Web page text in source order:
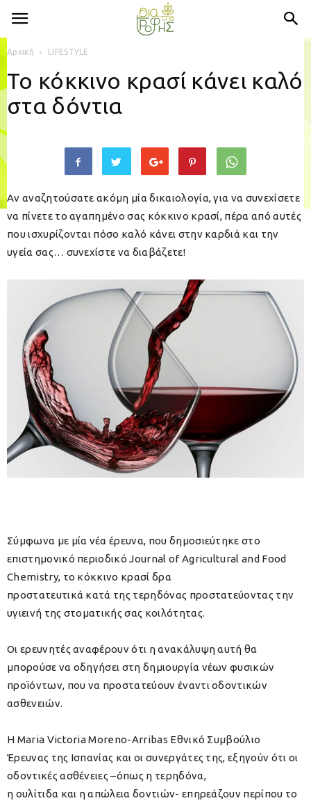
Αρχική LIFESTYLE
Το κόκκινο κρασί κάνει καλό
στα δόντια
Αν αναζητούσατε ακόμη μία δικαιολογία, για να συνεχίσετε
να πίνετε το αγαπημένο σας κόκκινο κρασί, πέρα από αυτές
που ισχυρίζονται πόσο καλό κάνει στην καρδιά και την
υγεία σας… συνεχίστε να διαβάζετε!
Σύμφωνα με μία νέα έρευνα, που δημοσιεύτηκε στο
επιστημονικό περιοδικό Journal of Agricultural and Food
Chemistry, το κόκκινο κρασί δρα
προστατευτικά κατά της τερηδόνας προστατεύοντας την
υγιεινή της στοματικής σας κοιλότητας.
Οι ερευνητές αναφέρουν ότι η ανακάλυψη αυτή θα
μπορούσε να οδηγήσει στη δημιουργία νέων φυσικών
προϊόντων, που να προστατεύουν έναντι οδοντικών
ασθενειών.
Η Maria Victoria Moreno-Arribas Εθνικό Συμβούλιο
Έρευνας της Ισπανίας και οι συνεργάτες της, εξηγούν ότι οι
οδοντικές ασθένειες –όπως η τερηδόνα,
η ουλίτιδα και η απώλεια δοντιών- επηρεάζουν περίπου το